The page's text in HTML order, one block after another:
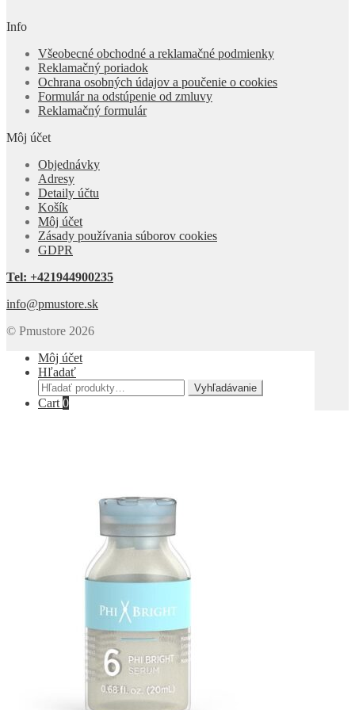
Info
Všeobecné obchodné a reklamačné podmienky
Reklamačný poriadok
Ochrana osobných údajov a poučenie o cookies
Formulár na odstúpenie od zmluvy
Reklamačný formulár
Môj účet
Objednávky
Adresy
Detaily účtu
Košík
Môj účet
Zásady používania súborov cookies
GDPR
Tel: +421944900235
info@pmustore.sk
© Pmustore 2026
Môj účet
Hľadať
Hľadať:
Vyhľadávanie
Cart 0